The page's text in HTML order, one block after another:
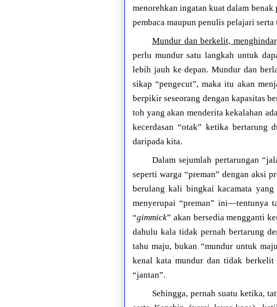
menorehkan ingatan kuat dalam
pembaca maupun penulis pelajari serta
Mundur dan berkelit,
perlu mundur satu langkah untuk
lebih jauh ke depan. Mundur dan
sikap “pengecut”, maka itu akan
berpikir seseorang dengan kapasitas
toh yang akan menderita kekalahan
kecerdasan “otak” ketika bertarung
daripada kita.
Dalam sejumlah pertarungan
seperti warga “preman” dengan aksi
berulang kali bingkai kacamata
menyerupai “preman” ini—tentunya
“gimmick” akan bersedia mengganti
dahulu kala tidak pernah bertarung
tahu maju, bukan “mundur untuk
kenal kata mundur dan tidak berkelit
“jantan”.
Sehingga, pernah suatu ketika,